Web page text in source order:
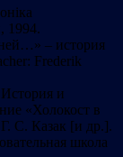
1994.
– история
Frederik
и
«Холокост в
С. Казак [и др.].
школа